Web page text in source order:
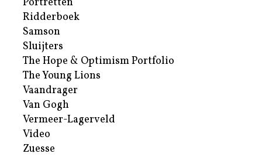
Ridderboek
Samson
Sluijters
The Hope & Optimism Portfolio
The Young Lions
Vaandrager
Van Gogh
Vermeer-Lagerveld
Video
Zuesse